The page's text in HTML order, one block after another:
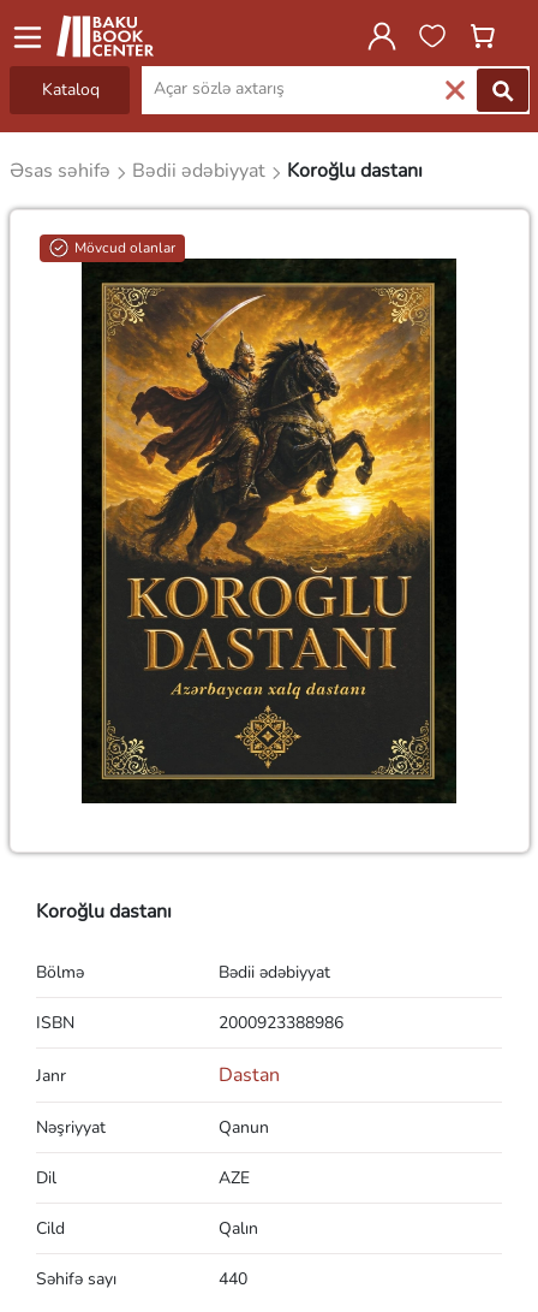
Kataloq
Əsas səhifə Bədii ədəbiyyat Koroğlu dastanı
Mövcud olanlar
Koroğlu dastanı
Bölmə Bədii ədəbiyyat
ISBN 2000923388986
Janr Dastan
Nəşriyyat Qanun
Dil AZE
Cild Qalın
Səhifə sayı 440